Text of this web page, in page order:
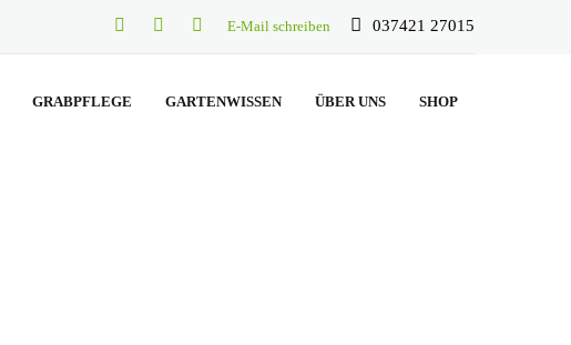
E-Mail schreiben 037421 27015
GRABPFLEGE GARTENWISSEN ÜBER UNS SHOP